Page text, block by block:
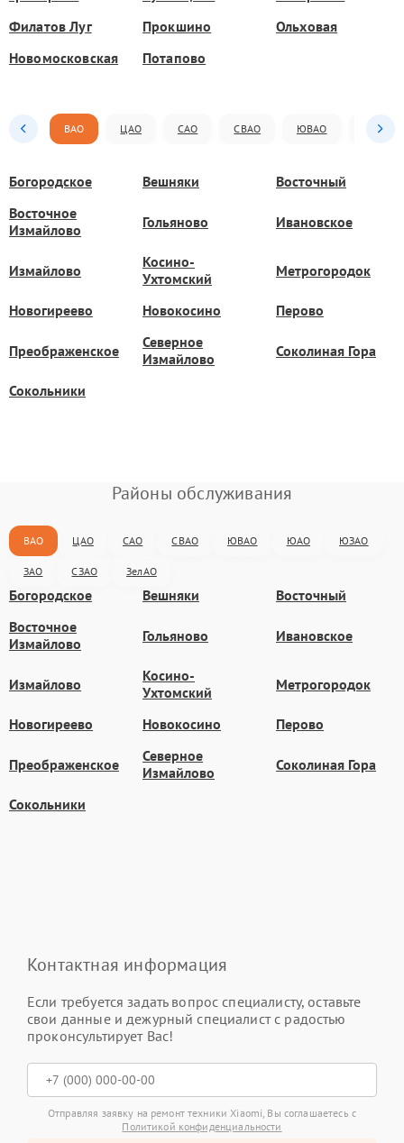
Филатов Луг
Прокшино
Ольховая
Новомосковская
Потапово
ВАО ЦАО САО СВАО ЮВАО ЮАО
Богородское Вешняки
Восточный
Восточное
Измайлово
Гольяново Ивановское
Измайлово
Косино-
Ухтомский
Метрогородок
Новогиреево Новокосино Перово
Преображенское
Северное
Измайлово
Соколиная Гора
Сокольники
Районы обслуживания
ВАО ЦАО САО СВАО ЮВАО ЮАО ЮЗАО
ЗАО СЗАО ЗелАО
Богородское Вешняки
Восточный
Восточное
Измайлово
Гольяново Ивановское
Измайлово
Косино-
Ухтомский
Метрогородок
Новогиреево Новокосино Перово
Преображенское
Северное
Измайлово
Соколиная Гора
Сокольники
Контактная информация
Если требуется задать вопрос специалисту, оставьте
свои данные и дежурный специалист с радостью
проконсультирует Вас!
Отправляя заявку на ремонт техники Xiaomi, Вы соглашаетесь с
Политикой конфиденциальности